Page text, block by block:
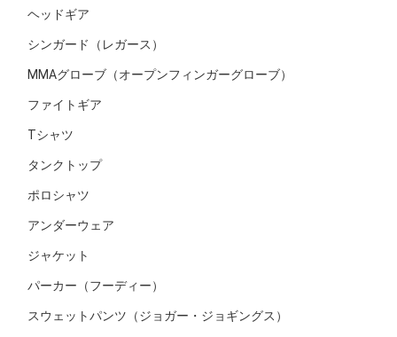
ヘッドギア
シンガード（レガース）
MMAグローブ（オープンフィンガーグローブ）
ファイトギア
Tシャツ
タンクトップ
ポロシャツ
アンダーウェア
ジャケット
パーカー（フーディー）
スウェットパンツ（ジョガー・ジョギングス）